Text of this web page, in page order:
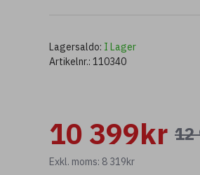
12
10 399kr
Exkl. moms: 8 319kr
Lagersaldo: I Lager
Artikelnr.: 110340